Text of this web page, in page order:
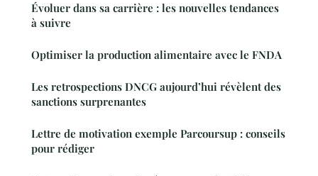
Évoluer dans sa carrière : les nouvelles tendances
à suivre
Optimiser la production alimentaire avec le FNDA
Les retrospections DNCG aujourd’hui révèlent des
sanctions surprenantes
Lettre de motivation exemple Parcoursup : conseils
pour rédiger